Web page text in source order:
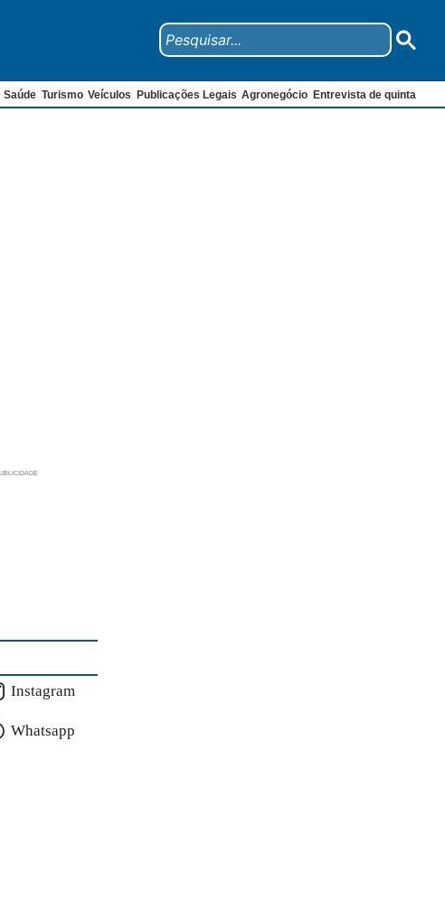
Saúde Turismo Veículos Publicações Legais Agronegócio Entrevista de quinta
Instagram
Whatsapp